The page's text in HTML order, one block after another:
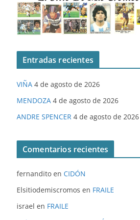
Entradas recientes
VIÑA 4 de agosto de 2026
MENDOZA 4 de agosto de 2026
ANDRE SPENCER 4 de agosto de 2026
Comentarios recientes
fernandito en CIDÓN
Elsitiodemiscromos en FRAILE
israel en FRAILE